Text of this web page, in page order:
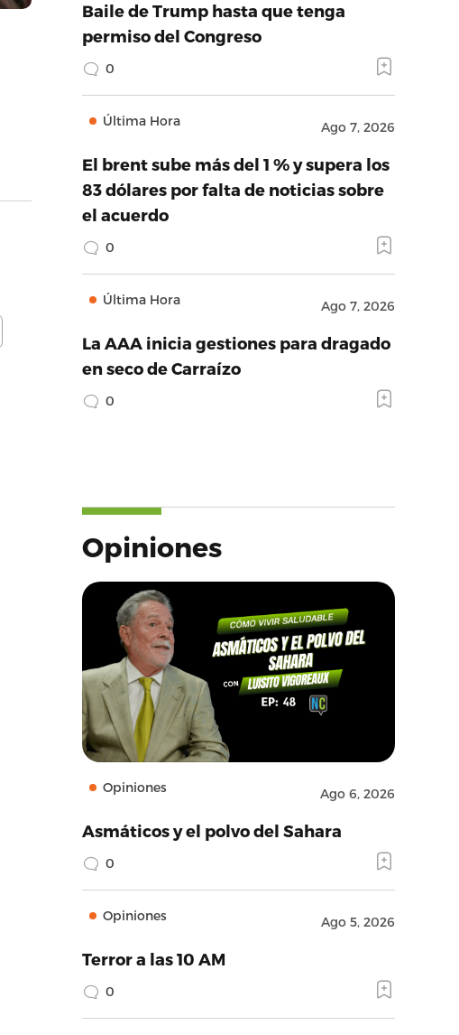
Baile de Trump hasta que tenga
permiso del Congreso
0
Última Hora Ago 7, 2026
El brent sube más del 1 % y supera los
83 dólares por falta de noticias sobre
el acuerdo
0
Última Hora Ago 7, 2026
La AAA inicia gestiones para dragado
en seco de Carraízo
0
Opiniones
Opiniones Ago 6, 2026
Asmáticos y el polvo del Sahara
0
Opiniones Ago 5, 2026
Terror a las 10 AM
0